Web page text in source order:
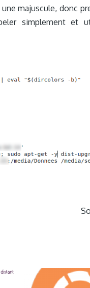
majuscule, donc
simplement et